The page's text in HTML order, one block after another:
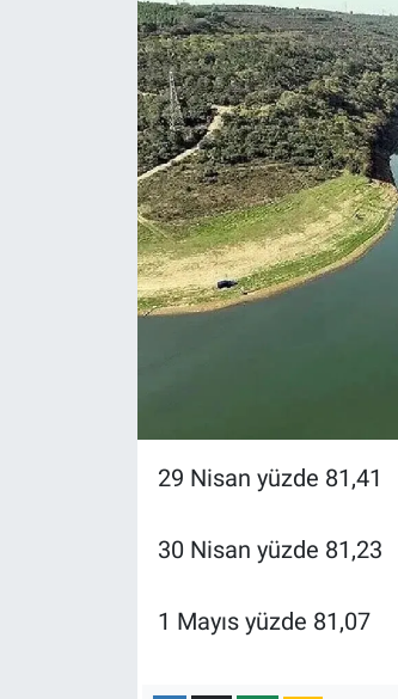
29 Nisan yüzde 81,41
30 Nisan yüzde 81,23
1 Mayıs yüzde 81,07